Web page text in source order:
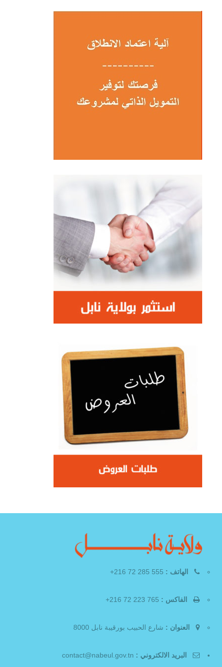
الهاتف :
الفاكس :
العنوان : شارع الحبيب بورقيبة نابل 8000
البريد الالكتروني :